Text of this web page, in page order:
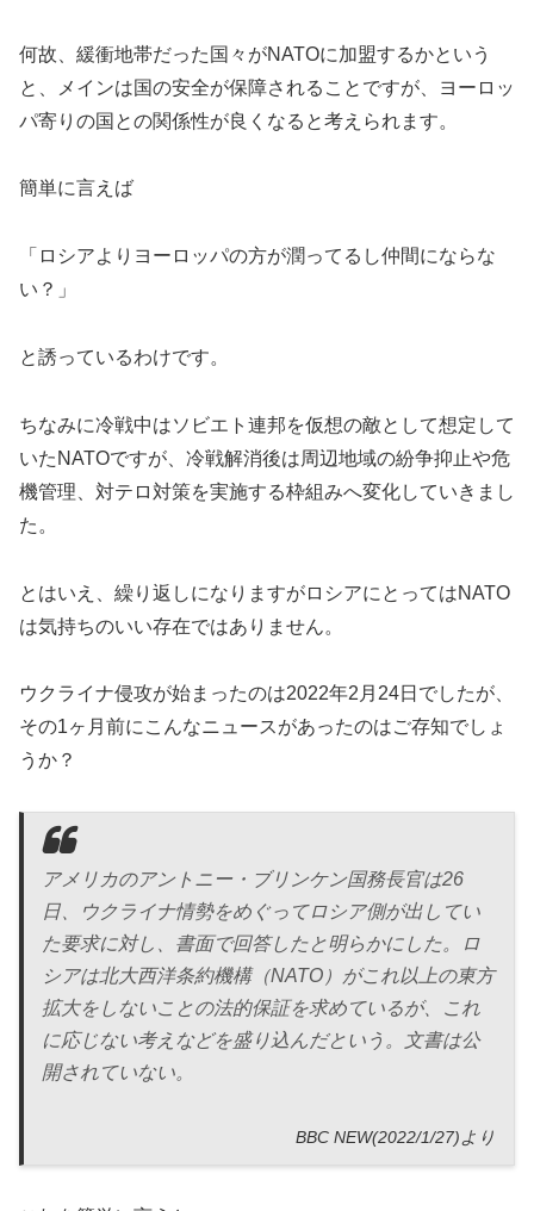
何故、緩衝地帯だった国々がNATOに加盟するかという
と、メインは国の安全が保障されることですが、ヨーロッ
パ寄りの国との関係性が良くなると考えられます。
簡単に言えば
「ロシアよりヨーロッパの方が潤ってるし仲間にならな
い？」
と誘っているわけです。
ちなみに冷戦中はソビエト連邦を仮想の敵として想定して
いたNATOですが、冷戦解消後は周辺地域の紛争抑止や危
機管理、対テロ対策を実施する枠組みへ変化していきまし
た。
とはいえ、繰り返しになりますがロシアにとってはNATO
は気持ちのいい存在ではありません。
ウクライナ侵攻が始まったのは2022年2月24日でしたが、
その1ヶ月前にこんなニュースがあったのはご存知でしょ
うか？
アメリカのアントニー・ブリンケン国務長官は26
日、ウクライナ情勢をめぐってロシア側が出してい
た要求に対し、書面で回答したと明らかにした。ロ
シアは北大西洋条約機構（NATO）がこれ以上の東方
拡大をしないことの法的保証を求めているが、これ
に応じない考えなどを盛り込んだという。文書は公
開されていない。
BBC NEW(2022/1/27)より